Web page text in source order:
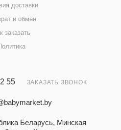
доставки
и обмен
заказать
55 ЗАКАЗАТЬ ЗВОНОК
Беларусь, Минская